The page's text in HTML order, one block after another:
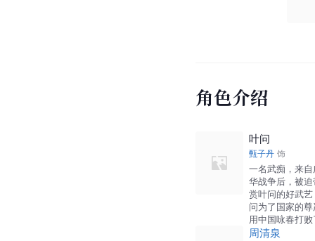
角色介绍
叶问
甄子丹 饰
一名武痴，来
华战争后，被
赏叶问的好武
问为了国家的
用中国咏春打
周清泉